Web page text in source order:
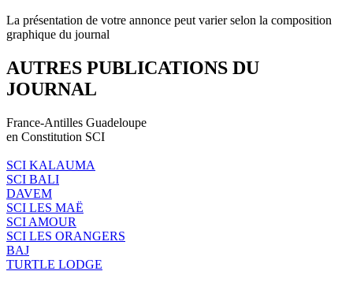
La présentation de votre annonce peut varier selon la composition
graphique du journal
AUTRES PUBLICATIONS DU
JOURNAL
France-Antilles Guadeloupe
en Constitution SCI
SCI KALAUMA
SCI BALI
DAVEM
SCI LES MAË
SCI AMOUR
SCI LES ORANGERS
BAJ
TURTLE LODGE